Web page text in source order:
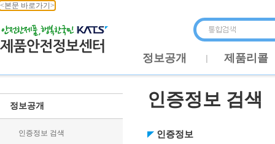
<본문 바로가기>
정보공개 제품리콜
정보공개
인증정보 검색
인증정보 검색
인증정보